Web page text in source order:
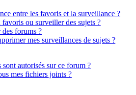
entre les favoris et la surveillance ?
ou surveiller des sujets ?
forums ?
mes surveillances de sujets ?
autorisés sur ce forum ?
mes fichiers joints ?